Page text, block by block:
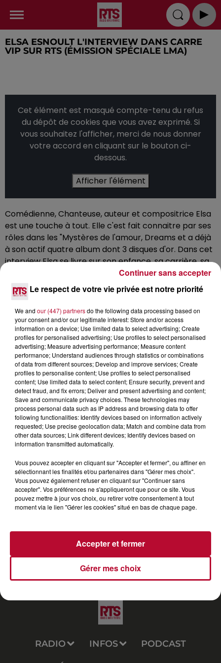
ELSA ESNOULT L'INTERVIEW DANS CARRE
VIP SUR RTS (ÉMISSION SPÉCIALE LMA)
Cet élément est masqué compte-tenu du refus
du dépôt de cookies que vous avez exprimé. Si
vous souhaitez l'afficher, merci de nous donner
votre accord en cliquant sur le bouton ci-
dessous.
Afficher l'élément
Comédienne, Chanteuse, auteur et compositrice Elsa
est une touche à tout. Elle c'est fait connaitre par ses
rôles dans les "Mystères de l'amour, Dreams et a déjà
à son actif quatre album dont 3 disques d'or. Dans cet
interview Elsa se livre sur son enfance, sa carrière, sa
vie, ses projets. 2nd vidéo de la spéciale "Les Mystères
de l'amour". Si vous aimez cet vidéo Likez, partagez, et
abonnez-vous Nos Réseaux : Site :
http://bit.ly/2Zepr3YFacebook :
http://bit.ly/2ZljaDsInsta :
http://bit.ly/38b0N92Twitter :http://bit.ly/2F3R1cw
RADIO INFOS PODCAST
Le respect de votre vie privée est notre priorité
We and our (447) partnersdo the following data processing based on
your consent and/or our legitimate interest: Store and/or access
information on a device; Use limited data to select advertising; Create
profiles for personalised advertising; Use profiles to select personalised
advertising; Measure advertising performance; Measure content
performance; Understand audiences through statistics or combinations
of data from different sources; Develop and improve services; Create
profiles to personalise content; Use profiles to select personalised
content; Use limited data to select content; Ensure security, prevent and
detect fraud, and fix errors; Deliver and present advertising and content;
Save and communicate privacy choices. These technologies may
process personal data such as IP address and browsing data to offer
following functionalities: Identify devices based on information actively
requested; Use precise geolocation data; Match and combine data from
other data sources; Link different devices; Identify devices based on
information transmitted automatically.
Vous pouvez accepter en cliquant sur "Accepter et fermer", ou affiner en
sélectionnant les finalités et/ou partenaires dans "Gérer mes choix".
Vous pouvez également refuser en cliquant sur "Continuer sans
accepter". Vos préférences ne s'appliqueront que pour ce site. Vous
pouvez mettre à jour vos choix, ou retirer votre consentement à tout
moment via le lien "Gérer les cookies" situé en bas de chaque page.
Gérer mes choix
Accepter et fermer
Continuer sans accepter